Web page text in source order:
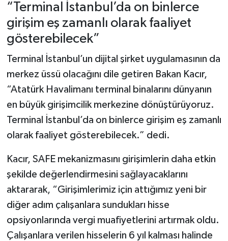
“Terminal İstanbul’da on binlerce
girişim eş zamanlı olarak faaliyet
gösterebilecek”
Terminal İstanbul’un dijital şirket uygulamasının da
merkez üssü olacağını dile getiren Bakan Kacır,
“Atatürk Havalimanı terminal binalarını dünyanın
en büyük girişimcilik merkezine dönüştürüyoruz.
Terminal İstanbul’da on binlerce girişim eş zamanlı
olarak faaliyet gösterebilecek.” dedi.
Kacır, SAFE mekanizmasını girişimlerin daha etkin
şekilde değerlendirmesini sağlayacaklarını
aktararak, “Girişimlerimiz için attığımız yeni bir
diğer adım çalışanlara sundukları hisse
opsiyonlarında vergi muafiyetlerini artırmak oldu.
Çalışanlara verilen hisselerin 6 yıl kalması halinde